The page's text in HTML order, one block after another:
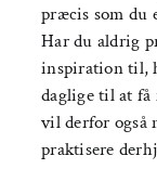
præcis som du
Har du aldrig
inspiration til,
daglige til at få
vil derfor også
praktisere